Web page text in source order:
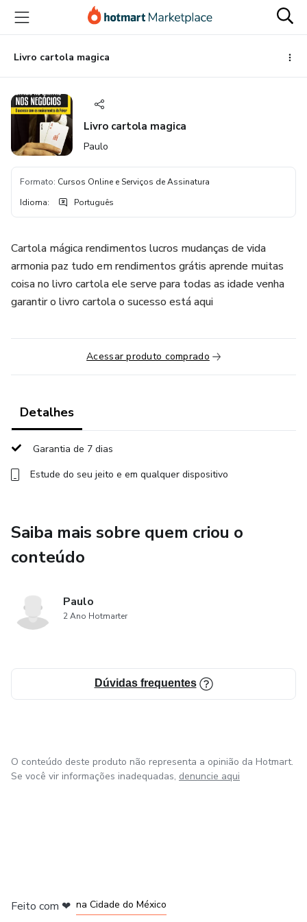
para
conteúdo
principal
para
pagamento
para
rodapé
Livro cartola magica
Livro cartola magica
Paulo
Formato: Cursos Online e Serviços de Assinatura
Idioma: Português
Cartola mágica rendimentos lucros mudanças de vida
armonia paz tudo em rendimentos grátis aprende muitas
coisa no livro cartola ele serve para todas as idade venha
garantir o livro cartola o sucesso está aqui
Acessar produto comprado
Detalhes
Garantia de 7 dias
Estude do seu jeito e em qualquer dispositivo
Saiba mais sobre quem criou o
conteúdo
Paulo
2 Ano Hotmarter
Dúvidas frequentes
O conteúdo deste produto não representa a opinião da Hotmart.
Se você vir informações inadequadas, denuncie aqui
Feito com ❤ na Cidade do México